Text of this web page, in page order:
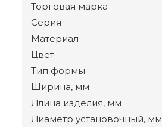
Торговая марка
Серия
Материал
Цвет
Тип формы
Ширина, мм
Длина изделия, мм
Диаметр установочный, мм